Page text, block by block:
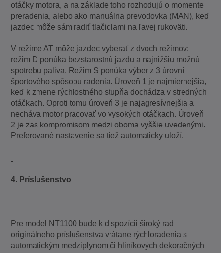
otáčky motora, a na základe toho rozhodujú o momente
preradenia, alebo ako manuálna prevodovka (MAN), keď
jazdec môže sám radiť tlačidlami na ľavej rukoväti.
V režime AT môže jazdec vyberať z dvoch režimov:
režim D ponúka bezstarostnú jazdu a najnižšiu možnú
spotrebu paliva. Režim S ponúka výber z 3 úrovní
športového spôsobu radenia. Úroveň 1 je najmiernejšia,
keď k zmene rýchlostného stupňa dochádza v stredných
otáčkach. Oproti tomu úroveň 3 je najagresívnejšia a
necháva motor pracovať vo vysokých otáčkach. Úroveň
2 je zas kompromisom medzi oboma vyššie uvedenými.
Preferované nastavenie sa tiež automaticky uloží.
4. Príslušenstvo
Pre model NT1100 bude k dispozícii široký rad
originálneho príslušenstva vrátane rýchloradenia s
automatickým medziplynom či hliníkových dekoračných